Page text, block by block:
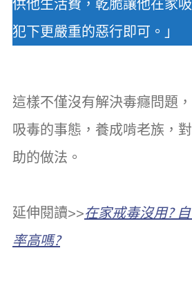
供他生活費，乾脆讓他在家
犯下更嚴重的惡行即可。」
這樣不僅沒有解決毒癮問題
吸毒的事態，養成啃老族，
助的做法。
延伸閱讀>>在家戒毒沒用?
率高嗎?